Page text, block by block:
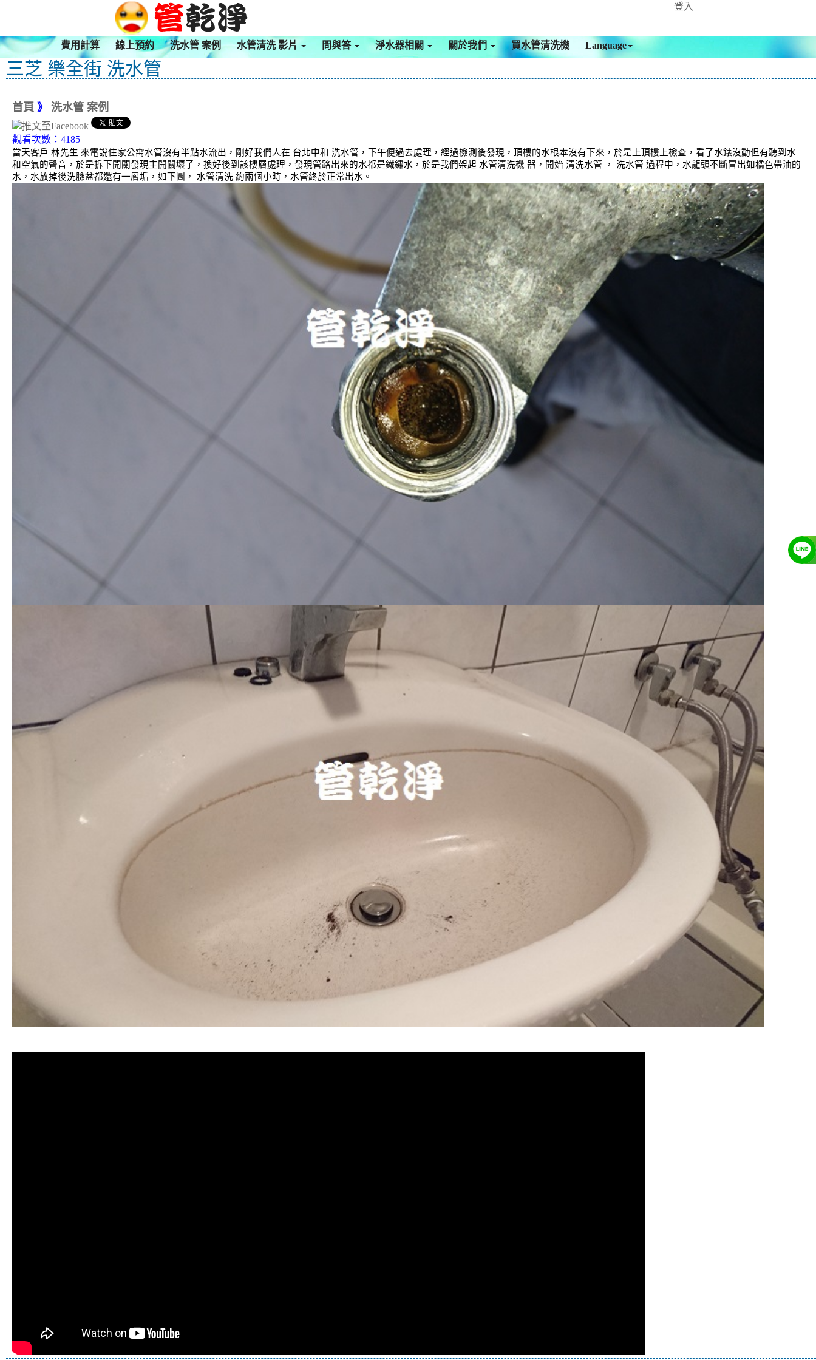
登入
費用計算 線上預約 洗水管 案例 水管清洗 影片 問與答 淨水器相關 關於我們 買水管清洗機 Language
三芝 樂全街 洗水管
首頁 》 洗水管 案例
觀看次數：4185
當天客戶 林先生 來電說住家公寓水管沒有半點水流出，剛好我們人在 台北中和 洗水管，下午便過去處理，經過檢測後發現，頂樓的水根本沒有下來，於是上頂樓上檢查，看了水錶沒動但有聽到水
和空氣的聲音，於是拆下開關發現主開關壞了，換好後到該樓層處理，發現管路出來的水都是鐵鏽水，於是我們架起 水管清洗機 器，開始 清洗水管 ， 洗水管 過程中，水龍頭不斷冒出如橘色帶油的
水，水放掉後洗臉盆都還有一層垢，如下圖， 水管清洗 約兩個小時，水管終於正常出水。